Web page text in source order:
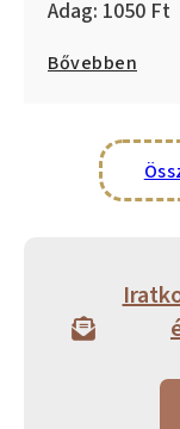
1050
Bővebben